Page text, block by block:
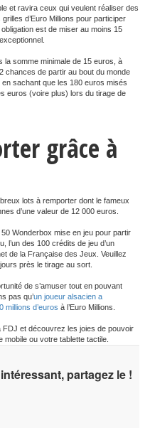
et ravira ceux qui veulent réaliser des
d’Euro Millions pour participer
est de miser au moins 15
la somme minimale de 15 euros, à
chances de partir au bout du monde
sachant que les 180 euros misés
euros (voire plus) lors du tirage de
grâce à
lots à remporter dont le fameux
d’une valeur de 12 000 euros.
Wonderbox mise en jeu pour partir
l’un des 100 crédits de jeu d’un
de la Française des Jeux. Veuillez
près le tirage au sort.
de s’amuser tout en pouvant
pas qu’un joueur alsacien a
millions d’euros à l’Euro Millions.
et découvrez les joies de pouvoir
ou votre tablette tactile.
partagez le !